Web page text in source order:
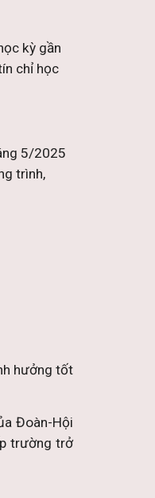
kỳ gần
chỉ học
5/2025
trình,
hưởng tốt
Đoàn-Hội
trường trở